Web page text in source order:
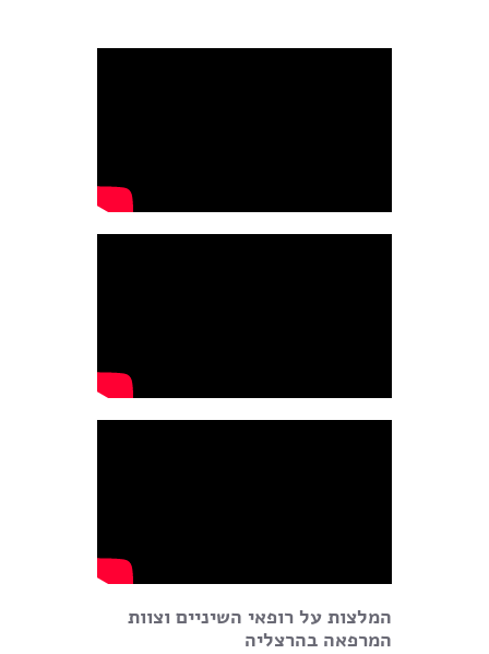
המלצות על רופאי השיניים וצוות
המרפאה בהרצליה